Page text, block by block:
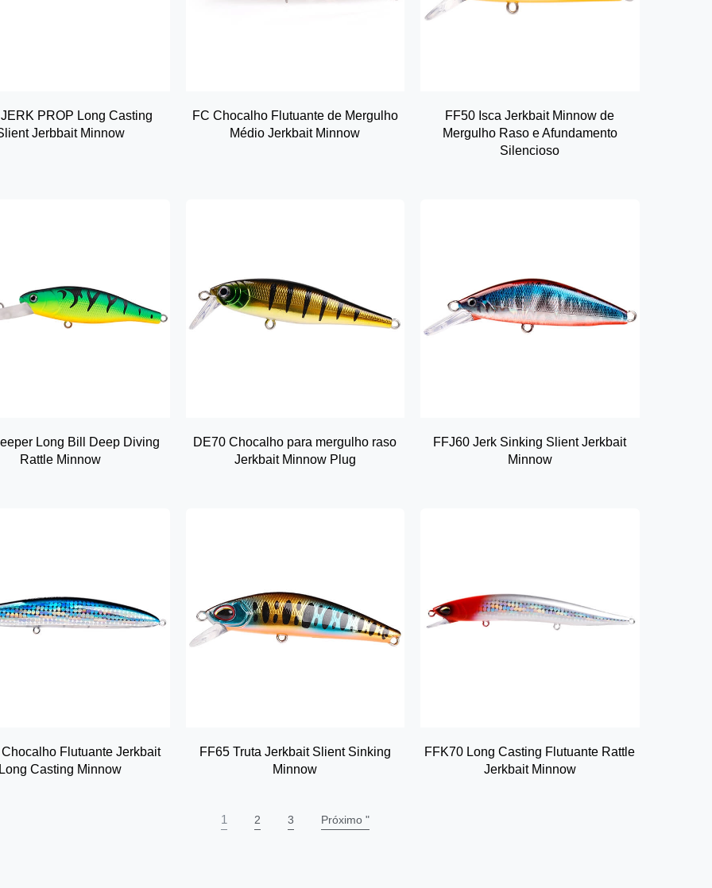
PROP Long Casting
Jerbbait Minnow
FC Chocalho Flutuante de Mergulho
Médio Jerkbait Minnow
FF50 Isca Jerkbait Minnow de
Mergulho Raso e Afundamento
Silencioso
Long Bill Deep Diving
Rattle Minnow
DE70 Chocalho para mergulho raso
Jerkbait Minnow Plug
FFJ60 Jerk Sinking Slient Jerkbait
Minnow
Flutuante Jerkbait
Casting Minnow
FF65 Truta Jerkbait Slient Sinking
Minnow
FFK70 Long Casting Flutuante Rattle
Jerkbait Minnow
1 2 3 Próximo "